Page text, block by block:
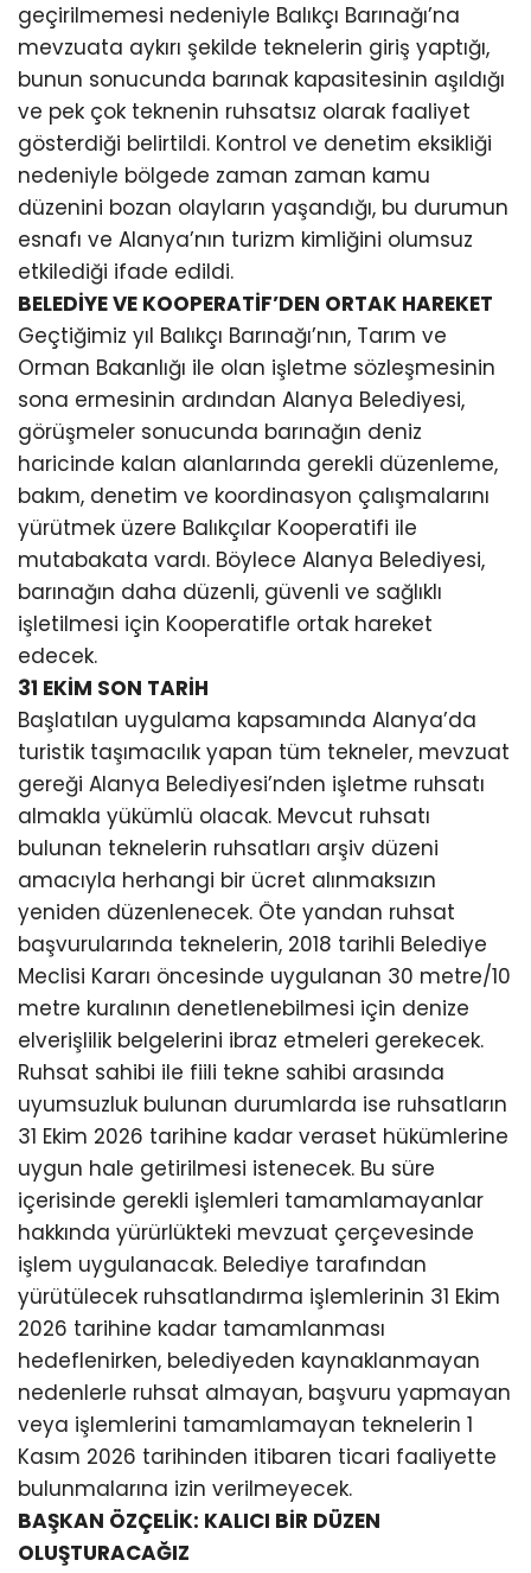
geçirilmemesi nedeniyle Balıkçı Barınağı’na
mevzuata aykırı şekilde teknelerin giriş yaptığı,
bunun sonucunda barınak kapasitesinin aşıldığı
ve pek çok teknenin ruhsatsız olarak faaliyet
gösterdiği belirtildi. Kontrol ve denetim eksikliği
nedeniyle bölgede zaman zaman kamu
düzenini bozan olayların yaşandığı, bu durumun
esnafı ve Alanya’nın turizm kimliğini olumsuz
etkilediği ifade edildi.
BELEDİYE VE KOOPERATİF’DEN ORTAK HAREKET
Geçtiğimiz yıl Balıkçı Barınağı’nın, Tarım ve
Orman Bakanlığı ile olan işletme sözleşmesinin
sona ermesinin ardından Alanya Belediyesi,
görüşmeler sonucunda barınağın deniz
haricinde kalan alanlarında gerekli düzenleme,
bakım, denetim ve koordinasyon çalışmalarını
yürütmek üzere Balıkçılar Kooperatifi ile
mutabakata vardı. Böylece Alanya Belediyesi,
barınağın daha düzenli, güvenli ve sağlıklı
işletilmesi için Kooperatifle ortak hareket
edecek.
31 EKİM SON TARİH
Başlatılan uygulama kapsamında Alanya’da
turistik taşımacılık yapan tüm tekneler, mevzuat
gereği Alanya Belediyesi’nden işletme ruhsatı
almakla yükümlü olacak. Mevcut ruhsatı
bulunan teknelerin ruhsatları arşiv düzeni
amacıyla herhangi bir ücret alınmaksızın
yeniden düzenlenecek. Öte yandan ruhsat
başvurularında teknelerin, 2018 tarihli Belediye
Meclisi Kararı öncesinde uygulanan 30 metre/10
metre kuralının denetlenebilmesi için denize
elverişlilik belgelerini ibraz etmeleri gerekecek.
Ruhsat sahibi ile fiili tekne sahibi arasında
uyumsuzluk bulunan durumlarda ise ruhsatların
31 Ekim 2026 tarihine kadar veraset hükümlerine
uygun hale getirilmesi istenecek. Bu süre
içerisinde gerekli işlemleri tamamlamayanlar
hakkında yürürlükteki mevzuat çerçevesinde
işlem uygulanacak. Belediye tarafından
yürütülecek ruhsatlandırma işlemlerinin 31 Ekim
2026 tarihine kadar tamamlanması
hedeflenirken, belediyeden kaynaklanmayan
nedenlerle ruhsat almayan, başvuru yapmayan
veya işlemlerini tamamlamayan teknelerin 1
Kasım 2026 tarihinden itibaren ticari faaliyette
bulunmalarına izin verilmeyecek.
BAŞKAN ÖZÇELİK: KALICI BİR DÜZEN
OLUŞTURACAĞIZ